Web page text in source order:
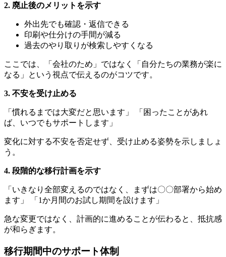
2. 廃止後のメリットを示す
外出先でも確認・返信できる
印刷や仕分けの手間が減る
過去のやり取りが検索しやすくなる
ここでは、「会社のため」ではなく「自分たちの業務が楽に
なる」という視点で伝えるのがコツです。
3. 不安を受け止める
「慣れるまでは大変だと思います」 「困ったことがあれ
ば、いつでもサポートします」
変化に対する不安を否定せず、受け止める姿勢を示しましょ
う。
4. 段階的な移行計画を示す
「いきなり全部変えるのではなく、まずは〇〇部署から始め
ます」 「1か月間のお試し期間を設けます」
急な変更ではなく、計画的に進めることが伝わると、抵抗感
が和らぎます。
移行期間中のサポート体制